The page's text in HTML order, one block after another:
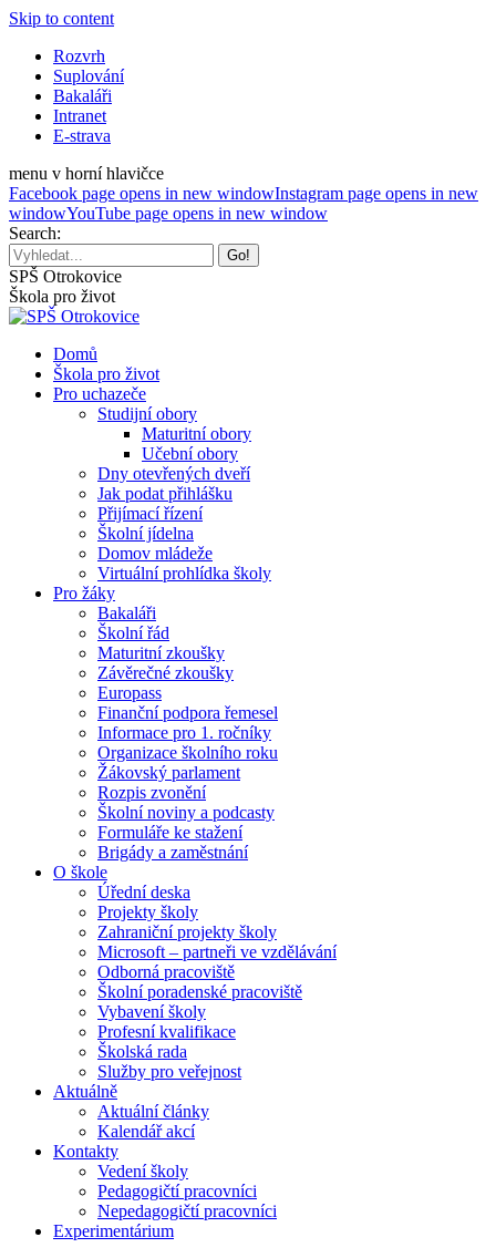
Skip to content
Rozvrh
Suplování
Bakaláři
Intranet
E-strava
menu v horní hlavičce
Facebook page opens in new windowInstagram page opens in new
windowYouTube page opens in new window
Search:
SPŠ Otrokovice
Škola pro život
Domů
Škola pro život
Pro uchazeče
Studijní obory
Maturitní obory
Učební obory
Dny otevřených dveří
Jak podat přihlášku
Přijímací řízení
Školní jídelna
Domov mládeže
Virtuální prohlídka školy
Pro žáky
Bakaláři
Školní řád
Maturitní zkoušky
Závěrečné zkoušky
Europass
Finanční podpora řemesel
Informace pro 1. ročníky
Organizace školního roku
Žákovský parlament
Rozpis zvonění
Školní noviny a podcasty
Formuláře ke stažení
Brigády a zaměstnání
O škole
Úřední deska
Projekty školy
Zahraniční projekty školy
Microsoft – partneři ve vzdělávání
Odborná pracoviště
Školní poradenské pracoviště
Vybavení školy
Profesní kvalifikace
Školská rada
Služby pro veřejnost
Aktuálně
Aktuální články
Kalendář akcí
Kontakty
Vedení školy
Pedagogičtí pracovníci
Nepedagogičtí pracovníci
Experimentárium